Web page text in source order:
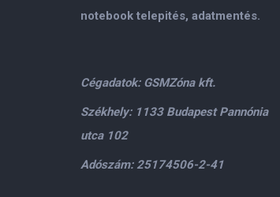
notebook telepités, adatmentés.
Cégadatok: GSMZóna kft.
Székhely: 1133 Budapest Pannónia
utca 102
Adószám: 25174506-2-41